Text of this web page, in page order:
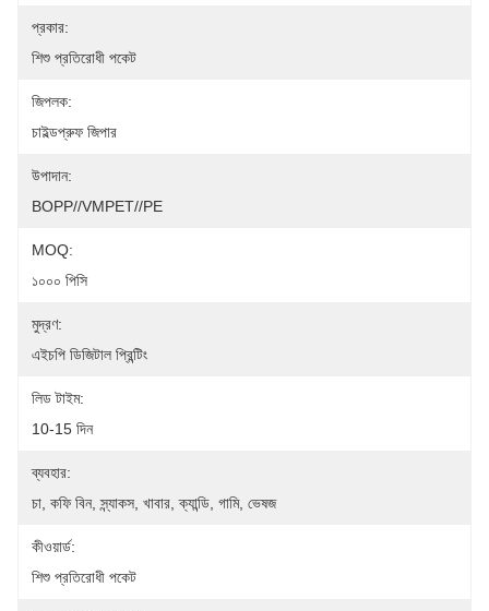
প্রকার:
শিশু প্রতিরোধী পকেট
জিপলক:
চাইল্ডপ্রুফ জিপার
উপাদান:
BOPP//VMPET//PE
MOQ:
১০০০ পিসি
মুদ্রণ:
এইচপি ডিজিটাল প্রিন্টিং
লিড টাইম:
10-15 দিন
ব্যবহার:
চা, কফি বিন, স্ন্যাকস, খাবার, ক্যান্ডি, গামি, ভেষজ
কীওয়ার্ড:
শিশু প্রতিরোধী পকেট